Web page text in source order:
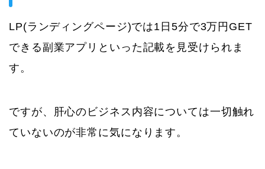
LP(ランディングページ)では1日5分で3万円GET
できる副業アプリといった記載を見受けられま
す。
ですが、肝心のビジネス内容については一切触れ
ていないのが非常に気になります。